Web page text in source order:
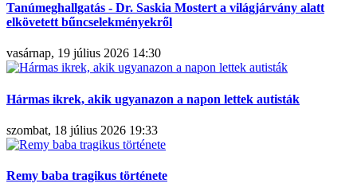
Tanúmeghallgatás - Dr. Saskia Mostert a világjárvány alatt
elkövetett bűncselekményekről
vasárnap, 19 július 2026 14:30
Hármas ikrek, akik ugyanazon a napon lettek autisták
szombat, 18 július 2026 19:33
Remy baba tragikus története